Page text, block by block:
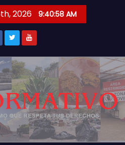
2026 9:40:59 AM